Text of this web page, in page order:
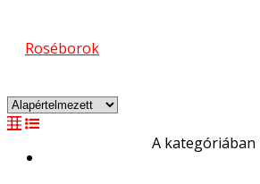
Roséborok
A kategóriában